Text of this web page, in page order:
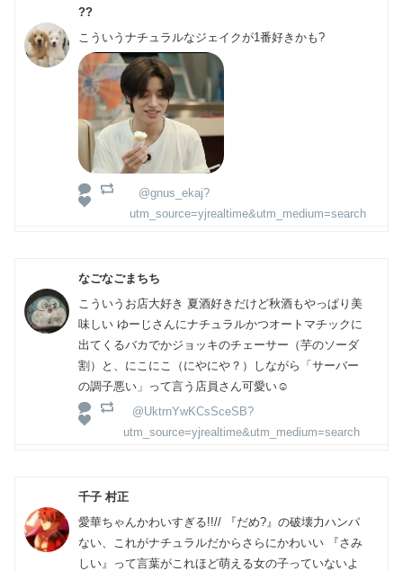
??
こういうナチュラルなジェイクが1番好きかも?
@gnus_ekaj?
utm_source=yjrealtime&utm_medium=search
なごなごまちち
こういうお店大好き 夏酒好きだけど秋酒もやっぱり美
味しい ゆーじさんにナチュラルかつオートマチックに
出てくるバカでかジョッキのチェーサー（芋のソーダ
割）と、にこにこ（にやにや？）しながら「サーバー
の調子悪い」って言う店員さん可愛い☺️
@UktrnYwKCsSceSB?
utm_source=yjrealtime&utm_medium=search
千子 村正
愛華ちゃんかわいすぎる!!// 『だめ?』の破壊力ハンパ
ない、これがナチュラルだからさらにかわいい 『さみ
しい』って言葉がこれほど萌える女の子っていないよ